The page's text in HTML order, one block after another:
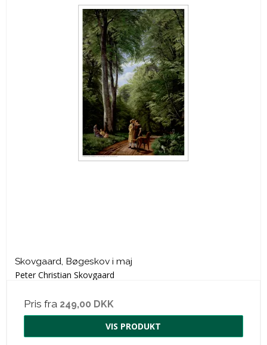
Skovgaard, Bøgeskov i maj
Peter Christian Skovgaard
Pris fra 249,00 DKK
VIS PRODUKT